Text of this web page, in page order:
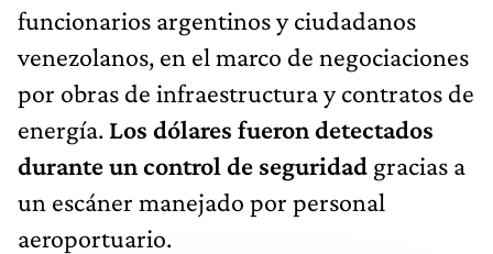
funcionarios argentinos y ciudadanos
venezolanos, en el marco de negociaciones
por obras de infraestructura y contratos de
energía. Los dólares fueron detectados
durante un control de seguridad gracias a
un escáner manejado por personal
aeroportuario.